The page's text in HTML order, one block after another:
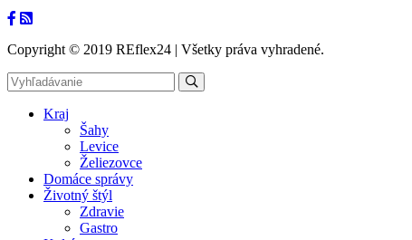
Copyright © 2019 REflex24 | Všetky práva vyhradené.
Kraj
Šahy
Levice
Želiezovce
Domáce správy
Životný štýl
Zdravie
Gastro